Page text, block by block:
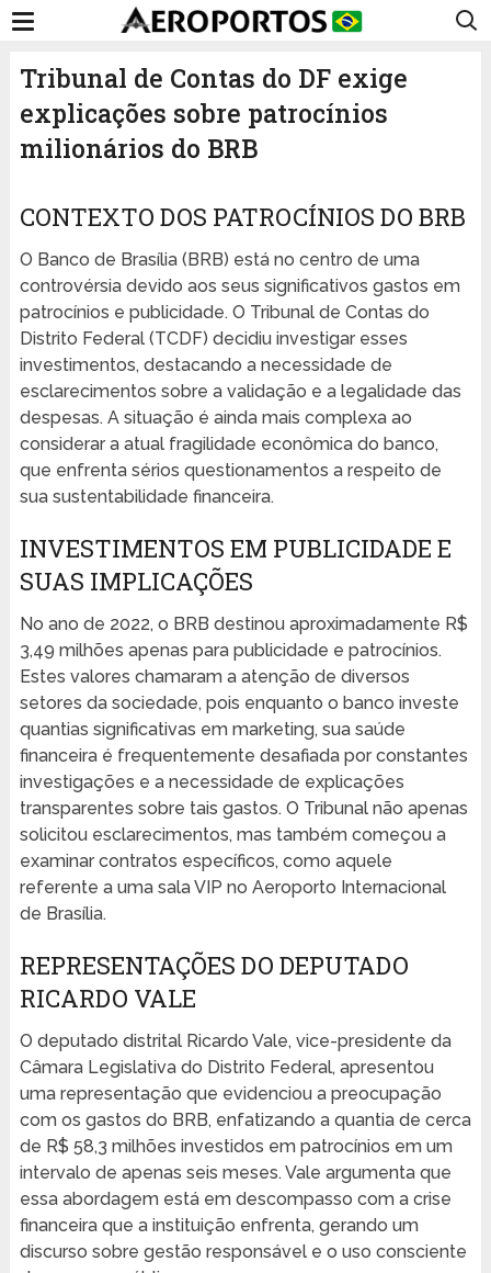
Tribunal de Contas do DF exige
explicações sobre patrocínios
milionários do BRB
CONTEXTO DOS PATROCÍNIOS DO BRB
O Banco de Brasília (BRB) está no centro de uma
controvérsia devido aos seus significativos gastos em
patrocínios e publicidade. O Tribunal de Contas do
Distrito Federal (TCDF) decidiu investigar esses
investimentos, destacando a necessidade de
esclarecimentos sobre a validação e a legalidade das
despesas. A situação é ainda mais complexa ao
considerar a atual fragilidade econômica do banco,
que enfrenta sérios questionamentos a respeito de
sua sustentabilidade financeira.
INVESTIMENTOS EM PUBLICIDADE E
SUAS IMPLICAÇÕES
No ano de 2022, o BRB destinou aproximadamente R$
3,49 milhões apenas para publicidade e patrocínios.
Estes valores chamaram a atenção de diversos
setores da sociedade, pois enquanto o banco investe
quantias significativas em marketing, sua saúde
financeira é frequentemente desafiada por constantes
investigações e a necessidade de explicações
transparentes sobre tais gastos. O Tribunal não apenas
solicitou esclarecimentos, mas também começou a
examinar contratos específicos, como aquele
referente a uma sala VIP no Aeroporto Internacional
de Brasília.
REPRESENTAÇÕES DO DEPUTADO
RICARDO VALE
O deputado distrital Ricardo Vale, vice-presidente da
Câmara Legislativa do Distrito Federal, apresentou
uma representação que evidenciou a preocupação
com os gastos do BRB, enfatizando a quantia de cerca
de R$ 58,3 milhões investidos em patrocínios em um
intervalo de apenas seis meses. Vale argumenta que
essa abordagem está em descompasso com a crise
financeira que a instituição enfrenta, gerando um
discurso sobre gestão responsável e o uso consciente